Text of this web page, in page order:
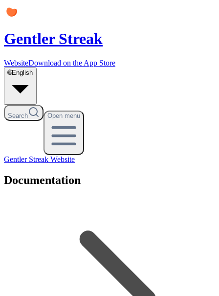
Gentler Streak
WebsiteDownload on the App Store
🌐English
Search Open menu
Gentler Streak Website
Documentation